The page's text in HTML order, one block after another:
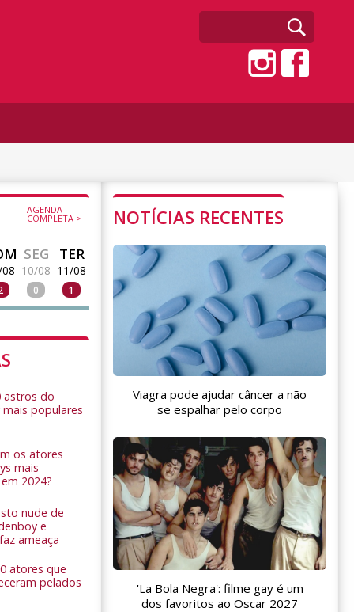
AGENDA
COMPLETA >
SEG
10/08
0
TER
11/08
1
astros do
populares
os atores
mais
2024?
nude de
e
ameaça
atores que
pelados
NOTÍCIAS RECENTES
Viagra pode ajudar câncer a não
se espalhar pelo corpo
'La Bola Negra': filme gay é um
dos favoritos ao Oscar 2027